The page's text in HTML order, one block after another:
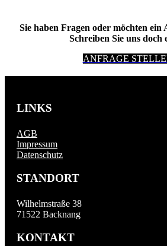
Sie haben Fragen oder möchten ein
Schreiben Sie uns doch
ANFRAGE
LINKS
AGB
Impressum
Datenschutz
STANDORT
Wilhelmstraße 38
71522 Backnang
KONTAKT